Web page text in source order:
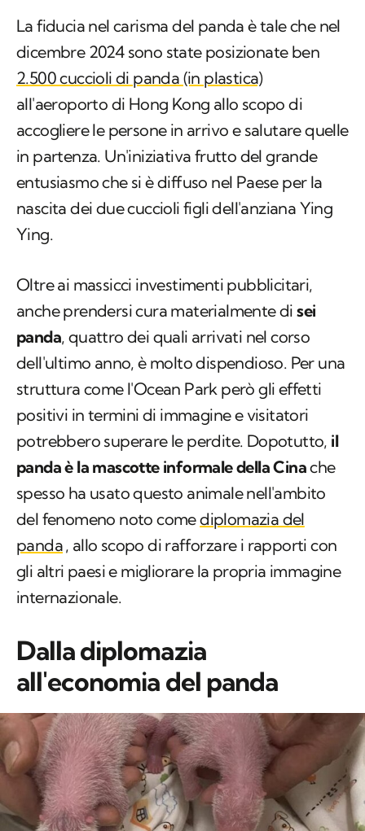
La fiducia nel carisma del panda è tale che nel
dicembre 2024 sono state posizionate ben
2.500 cuccioli di panda (in plastica)
all'aeroporto di Hong Kong allo scopo di
accogliere le persone in arrivo e salutare quelle
in partenza. Un'iniziativa frutto del grande
entusiasmo che si è diffuso nel Paese per la
nascita dei due cuccioli figli dell'anziana Ying
Ying.
Oltre ai massicci investimenti pubblicitari,
anche prendersi cura materialmente disei
panda, quattro dei quali arrivati nel corso
dell'ultimo anno, è molto dispendioso. Per una
struttura come l'Ocean Park però gli effetti
positivi in termini di immagine e visitatori
potrebbero superare le perdite. Dopotutto, il
panda è la mascotte informale della Cinache
spesso ha usato questo animale nell'ambito
del fenomeno noto comediplomazia del
panda, allo scopo di rafforzare i rapporti con
gli altri paesi e migliorare la propria immagine
internazionale.
Dalla diplomazia
all'economia del panda